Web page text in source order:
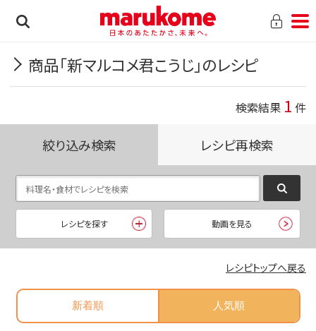
商品「新マルコメ君こうじ」のレシピ
検索結果 1 件
絞り込み検索 レシピ再検索
レシピを探す 動画を見る
レシピトップへ戻る
新着順 人気順